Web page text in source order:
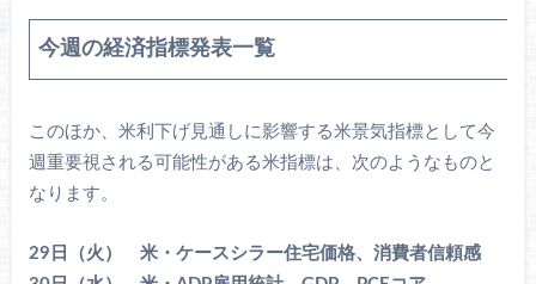
今週の経済指標発表一覧
このほか、米利下げ見通しに影響する米景気指標として今
週重要視される可能性がある米指標は、次のようなものと
なります。
29日（火） 米・ケースシラー住宅価格、消費者信頼感